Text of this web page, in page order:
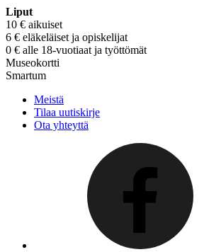
Liput
10 € aikuiset
6 € eläkeläiset ja opiskelijat
0 € alle 18-vuotiaat ja työttömät
Museokortti
Smartum
Meistä
Tilaa uutiskirje
Ota yhteyttä